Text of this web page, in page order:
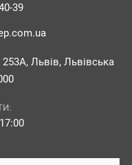
39
Львів, Львівська